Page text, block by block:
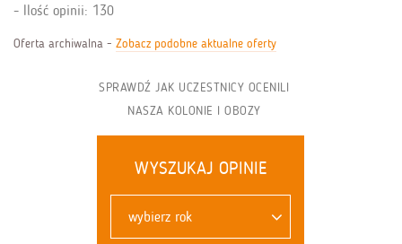
Ilość opinii: 130
Oferta archiwalna - Zobacz podobne aktualne oferty
SPRAWDŹ JAK UCZESTNICY OCENILI
NASZA KOLONIE I OBOZY
WYSZUKAJ OPINIE
wybierz rok